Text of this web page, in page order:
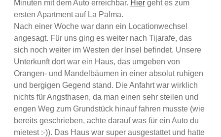
Minuten mit dem Auto erreichbar. Hier geht es zum
ersten Apartment auf La Palma.
Nach einer Woche war dann ein Locationwechsel
angesagt. Für uns ging es weiter nach Tijarafe, das
sich noch weiter im Westen der Insel befindet. Unsere
Unterkunft dort war ein Haus, das umgeben von
Orangen- und Mandelbäumen in einer absolut ruhigen
und bergigen Gegend stand. Die Anfahrt war wirklich
nichts für Angsthasen, da man einen sehr steilen und
engen Weg zum Grundstück hinauf fahren musste (wie
bereits geschrieben, achte darauf was für ein Auto du
mietest :-)). Das Haus war super ausgestattet und hatte